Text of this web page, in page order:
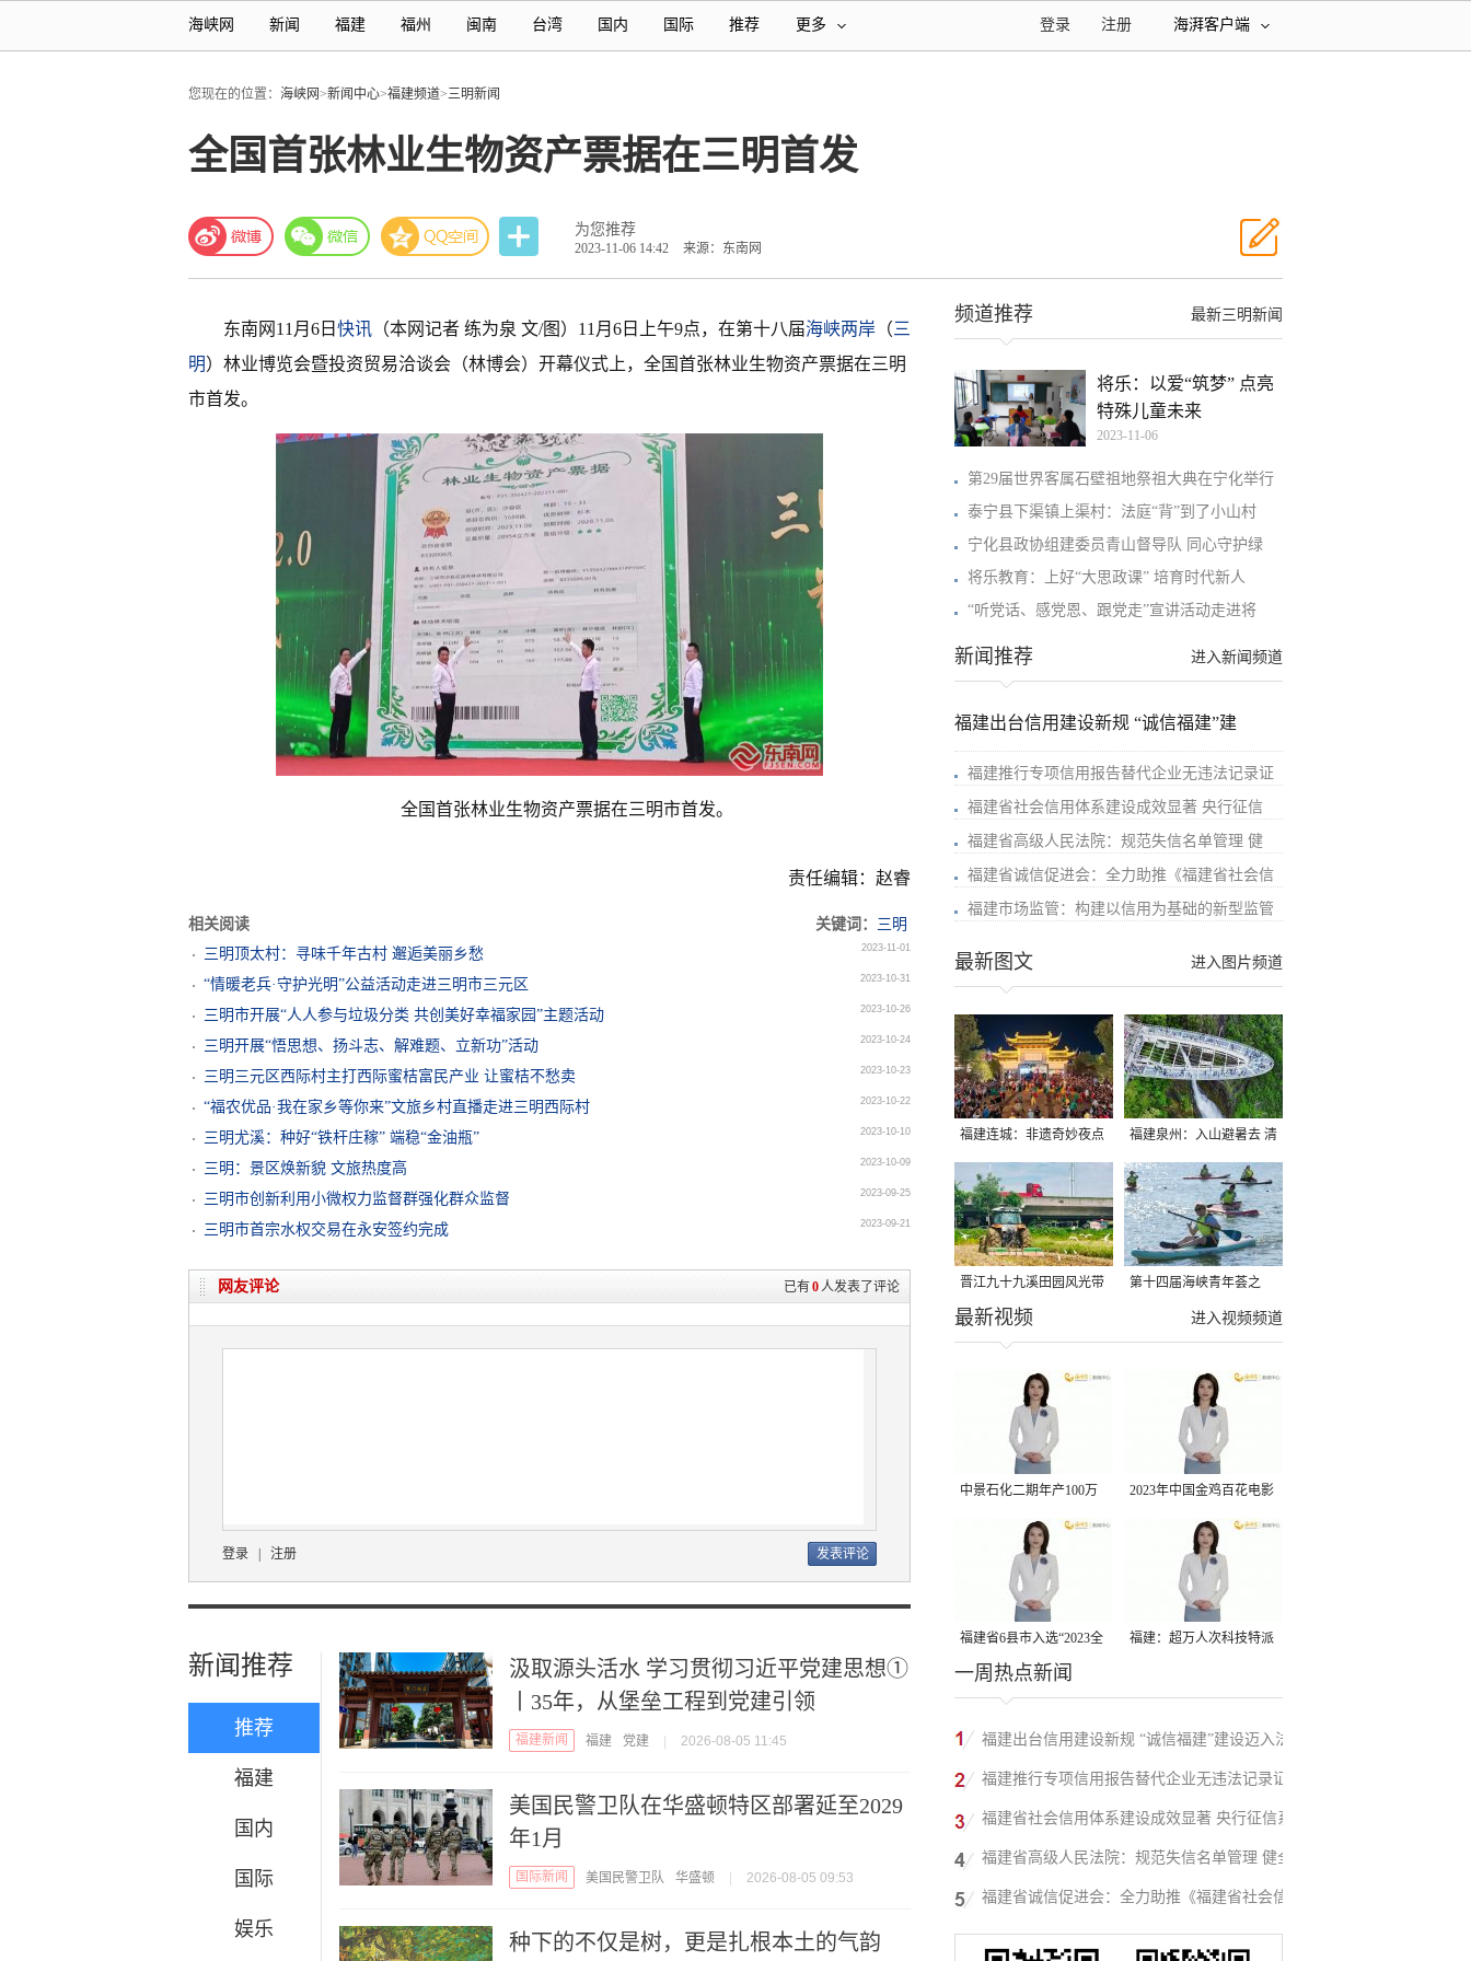
海峡网 新闻 福建 福州 闽南 台湾 国内 国际 推荐 更多 海湃客户端
注册
登录
您现在的位置： 海峡网>新闻中心>福建频道>三明新闻
全国首张林业生物资产票据在三明首发
为您推荐
2023-11-06 14:42 来源：东南网
东南网11月6日 快讯 （本网记者 练为泉 文/图）11月6日上午9点，在第十八届海峡两岸 （三
明）林业博览会暨投资贸易洽谈会（林博会）开幕仪式上，全国首张林业生物资产票据在三明
市首发。
全国首张林业生物资产票据在三明市首发。
责任编辑：赵睿
相关阅读 关键词： 三明
三明顶太村：寻味千年古村 邂逅美丽乡愁
2023-11-01
“情暖老兵·守护光明”公益活动走进三明市三元区 2023-10-31
三明市开展“人人参与垃圾分类 共创美好幸福家园”主题活动 2023-10-26
三明开展“悟思想、扬斗志、解难题、立新功”活动 2023-10-24
三明三元区西际村主打西际蜜桔富民产业 让蜜桔不愁卖 2023-10-23
“福农优品·我在家乡等你来”文旅乡村直播走进三明西际村 2023-10-22
三明尤溪：种好“铁杆庄稼” 端稳“金油瓶” 2023-10-10
三明：景区焕新貌 文旅热度高 2023-10-09
三明市创新利用小微权力监督群强化群众监督 2023-09-25
三明市首宗水权交易在永安签约完成 2023-09-21
已有0 人发表了评论
网友评论
登录 | 注册
新闻推荐
推荐
福建
国内
国际
娱乐
汲取源头活水 学习贯彻习近平党建思想①
丨35年，从堡垒工程到党建引领
福建新闻 福建 党建 | 2026-08-05 11:45
美国民警卫队在华盛顿特区部署延至2029
年1月
国际新闻 美国民警卫队 华盛顿 | 2026-08-05 09:53
种下的不仅是树，更是扎根本土的气韵
最新三明新闻
频道推荐
将乐：以爱“筑梦” 点亮
特殊儿童未来
2023-11-06
第29届世界客属石壁祖地祭祖大典在宁化举行
泰宁县下渠镇上渠村：法庭“背”到了小山村
宁化县政协组建委员青山督导队 同心守护绿
将乐教育：上好“大思政课” 培育时代新人
“听党话、感党恩、跟党走”宣讲活动走进将
进入新闻频道
新闻推荐
福建出台信用建设新规 “诚信福建”建
福建推行专项信用报告替代企业无违法记录证
福建省社会信用体系建设成效显著 央行征信
福建省高级人民法院：规范失信名单管理 健
福建省诚信促进会：全力助推《福建省社会信
福建市场监管：构建以信用为基础的新型监管
进入图片频道
最新图文
福建连城：非遗奇妙夜点
亮夏夜
福建泉州：入山避暑去 清
凉好惬意
晋江九十九溪田园风光带
千亩早稻迎来成熟收割季
第十四届海峡青年荟之
2026榕台青年大学生水上
进入视频频道
最新视频
中景石化二期年产100万
吨丙烷脱氢项目建成中交
2023年中国金鸡百花电影
节有福电影巡展31日启动
福建省6县市入选“2023全
国县域发展潜力百强县”
福建：超万人次科技特派
一周热点新闻
福建出台信用建设新规 “诚信福建”建设迈入法
治化新阶段
福建推行专项信用报告替代企业无违法记录证
明改革成效显著
福建省社会信用体系建设成效显著 央行征信系
统赋能实体经济
福建省高级人民法院：规范失信名单管理 健全
信用修复机制
福建省诚信促进会：全力助推《福建省社会信
用条例》落地见效